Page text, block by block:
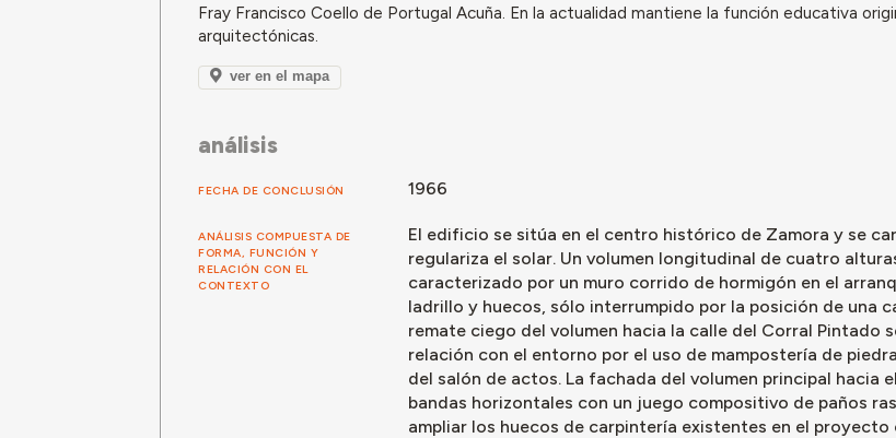
Fray Francisco Coello de Portugal Acuña. En la actualidad mantiene la función educativa
arquitectónicas.
ver en el mapa
análisis
FECHA DE CONCLUSIÓN 1966
ANÁLISIS COMPUESTA DE
FORMA, FUNCIÓN Y
RELACIÓN CON EL
CONTEXTO
El edificio se sitúa en el centro histórico de Zamora y se
regulariza el solar. Un volumen longitudinal de cuatro
caracterizado por un muro corrido de hormigón en el
ladrillo y huecos, sólo interrumpido por la posición de una
remate ciego del volumen hacia la calle del Corral Pintado
relación con el entorno por el uso de mampostería de
del salón de actos. La fachada del volumen principal
bandas horizontales con un juego compositivo de paños
ampliar los huecos de carpintería existentes en el proyecto